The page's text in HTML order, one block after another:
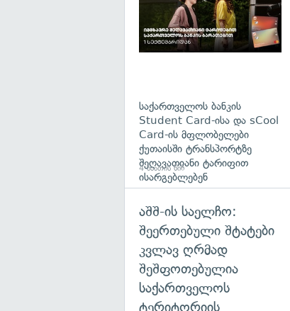
საქართველოს ბანკის
Student Card-ისა და sCool
Card-ის მფლობელები
ქუთაისში ტრანსპორტზე
შეღავათიანი ტარიფით
ისარგებლებენ
4 საათის წინ
აშშ-ის საელჩო:
შეერთებული შტატები
კვლავ ღრმად
შეშფოთებულია
საქართველოს
ტერიტორიის